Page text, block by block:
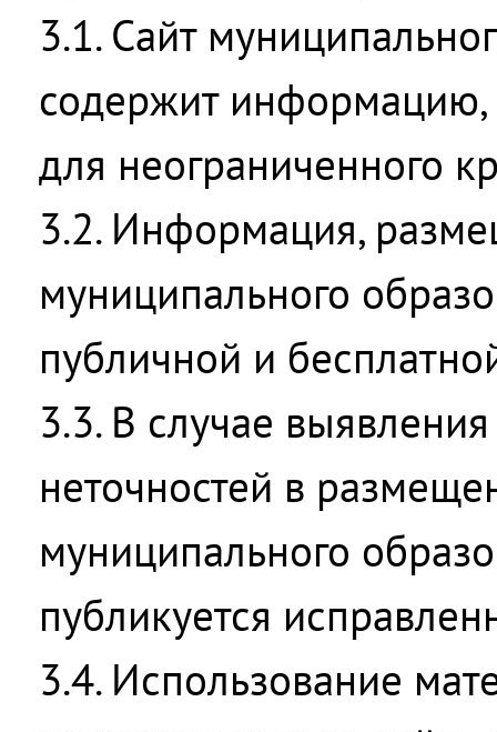
3.1. Сайт
содержит
для неограниченного
3.2. Информация,
муниципального
публичной и
3.3. В случае
неточностей в
муниципального
публикуется
3.4. Использование